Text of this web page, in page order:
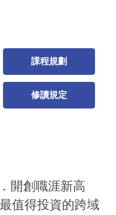
課程規劃
修讀規定
開創職涯新高
值得投資的跨域